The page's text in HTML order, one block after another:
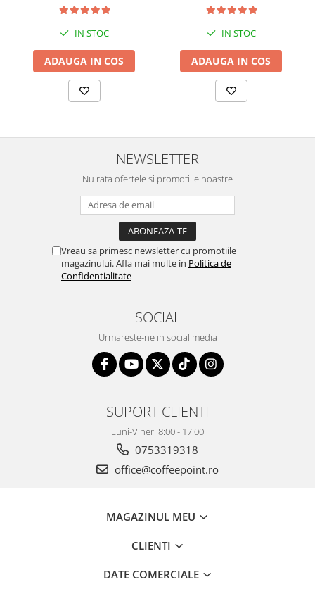
IN STOC
ADAUGA IN COS
IN STOC
ADAUGA IN COS
NEWSLETTER
Nu rata ofertele si promotiile noastre
Vreau sa primesc newsletter cu promotiile
magazinului. Afla mai multe in Politica de
Confidentialitate
SOCIAL
Urmareste-ne in social media
SUPORT CLIENTI
Luni-Vineri 8:00 - 17:00
0753319318
office@coffeepoint.ro
MAGAZINUL MEU
CLIENTI
DATE COMERCIALE